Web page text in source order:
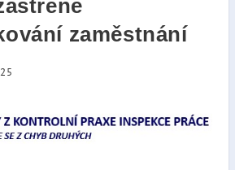
zaměstnání